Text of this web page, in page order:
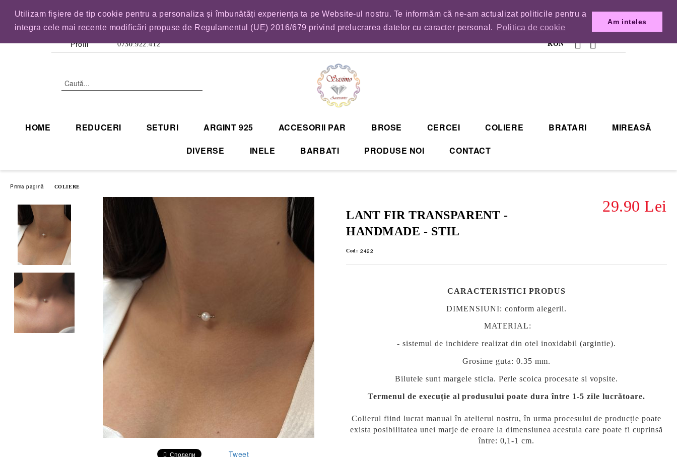
Utilizam fişiere de tip cookie pentru a personaliza și îmbunătăți experiența ta pe Website-ul nostru. Te informăm că ne-am actualizat politicile pentru a
integra cele mai recente modificări propuse de Regulamentul (UE) 2016/679 privind prelucrarea datelor cu caracter personal.
Politica de cookie
Am inteles
IN CURAND INCHIDEM LISTA DE COMENZI PENTRU SFANTA MARIA. VA RUGAM SA VA PLASATI COMENZILE DIN TIMP.
Profil 0730.922.412 RON
HOME REDUCERI SETURI ARGINT 925 ACCESORII PAR BROSE CERCEI COLIERE BRATARI
MIREASĂ
DIVERSE
INELE BARBATI PRODUSE NOI CONTACT
Prima pagină COLIERE
LANT FIR TRANSPARENT -
HANDMADE - STIL
29.90 Lei
Cod: 2422
CARACTERISTICI PRODUS
DIMENSIUNI: conform alegerii.
MATERIAL:
- sistemul de inchidere realizat din otel inoxidabil (argintie).
Grosime guta: 0.35 mm.
Bilutele sunt margele sticla. Perle scoica procesate si vopsite.
Termenul de execuție al produsului poate dura între 1-5 zile lucrătoare.
Colierul fiind lucrat manual în atelierul nostru, în urma procesului de producție poate
exista posibilitatea unei marje de eroare la dimensiunea acestuia care poate fi cuprinsă
între: 0,1-1 cm.
Сподели Tweet